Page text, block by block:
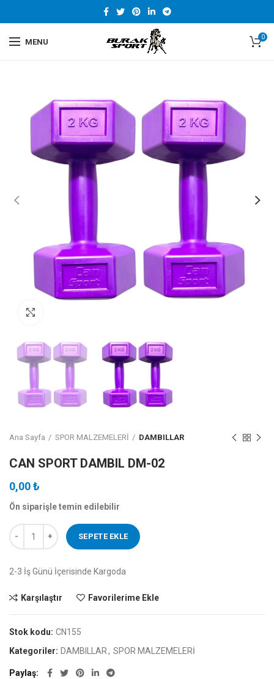
MENU 0
Ana Sayfa SPOR MALZEMELERİ DAMBILLAR
CAN SPORT DAMBIL DM-02
0,00₺
Ön siparişle temin edilebilir
CAN SPORT DAMBIL DM-02 adet
SEPETE EKLE
2-3 İş Günü İçerisinde Kargoda
Karşılaştır Favorilerime Ekle
Stok kodu: CN155
Kategoriler: DAMBILLAR, SPOR MALZEMELERİ
Paylaş